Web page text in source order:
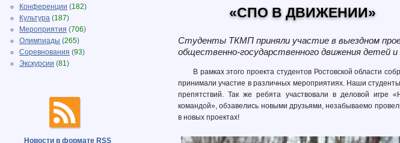
Конференции (182)
Культура (187)
Мероприятия (706)
Олимпиады (265)
Соревнования (93)
Экскурсии (81)
Новости в формате RSS
«СПО В ДВИЖЕНИИ»
Студенты ТКМП приняли участие в выездном
общественно-государственного движения детей
В рамках этого проекта студентов Ростовской области
принимали участие в различных мероприятиях. Наши
препятствий. Так же ребята участвовали в деловой игре
командой», обзавелись новыми друзьями, незабываемо
в новых проектах!